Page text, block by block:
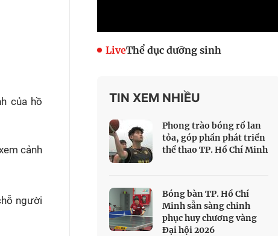
đua xe đạp
của hồ
cảnh
người
LiveThể dục dưỡng sinh
TIN XEM NHIỀU
Phong trào bóng rổ lan
tỏa, góp phần phát triển
thể thao TP. Hồ Chí Minh
Bóng bàn TP. Hồ Chí
Minh sẵn sàng chinh
phục huy chương vàng
Đại hội 2026